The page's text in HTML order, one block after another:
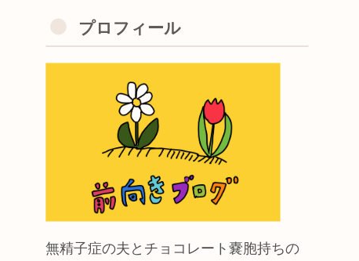
プロフィール
無精子症の夫とチョコレート嚢胞持ちの